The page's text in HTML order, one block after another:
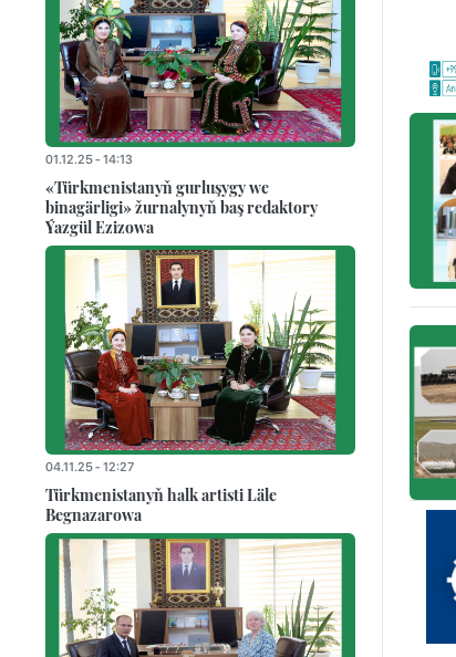
01.12.25 - 14:13
«Türkmenistanyň gurluşygy we
binagärligi» žurnalynyň baş redaktory
Ýazgül Ezizowa
04.11.25 - 12:27
Türkmenistanyň halk artisti Läle
Begnazarowa